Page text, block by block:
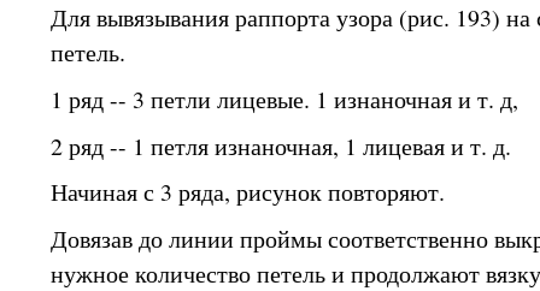
Для вывязывания раппорта узора (рис. 193)
петель.
1 ряд -- 3 петли лицевые. 1 изнаночная и т. д,
2 ряд -- 1 петля изнаночная, 1 лицевая и т. д.
Начиная с 3 ряда, рисунок повторяют.
Довязав до линии проймы соответственно
нужное количество петель и продолжают